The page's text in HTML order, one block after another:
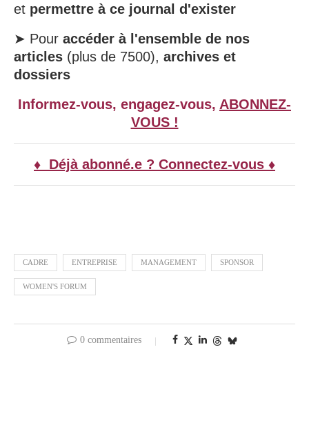
et permettre à ce journal d'exister
➤ Pour accéder à l'ensemble de nos
articles (plus de 7500), archives et
dossiers
Informez-vous, engagez-vous, ABONNEZ-
VOUS !
♦ Déjà abonné.e ? Connectez-vous ♦
CADRE ENTREPRISE MANAGEMENT SPONSOR
WOMEN'S FORUM
0 commentaires